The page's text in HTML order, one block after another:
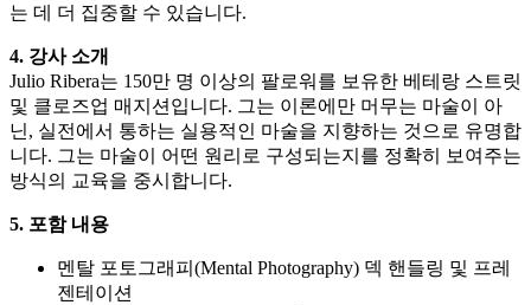
는 데 더 집중할 수 있습니다.
4. 강사 소개
Julio Ribera는 150만 명 이상의 팔로워를 보유한 베테랑 스트릿
및 클로즈업 매지션입니다. 그는 이론에만 머무는 마술이 아
닌, 실전에서 통하는 실용적인 마술을 지향하는 것으로 유명합
니다. 그는 마술이 어떤 원리로 구성되는지를 정확히 보여주는
방식의 교육을 중시합니다.
5. 포함 내용
멘탈 포토그래피(Mental Photography) 덱 핸들링 및 프레
젠테이션